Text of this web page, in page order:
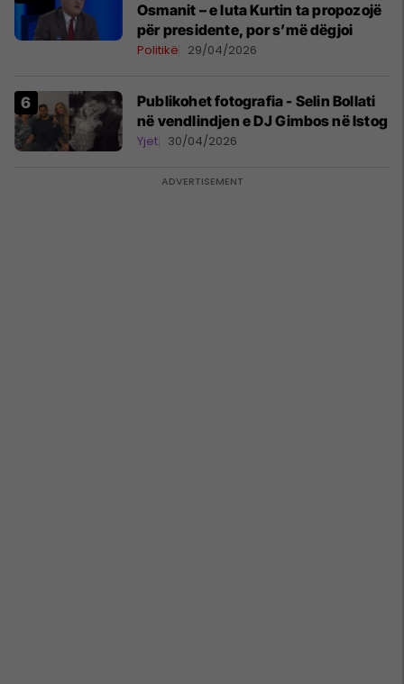
Osmanit – e luta Kurtin ta propozojë
për presidente, por s’më dëgjoi
Politikë 29/04/2026
Publikohet fotografia - Selin Bollati
në vendlindjen e DJ Gimbos në Istog
Yjet 30/04/2026